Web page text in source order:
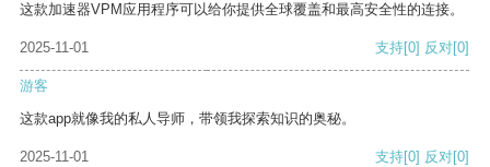
这款加速器VPM应用程序可以给你提供全球覆盖和最高安全性的连接。
2025-11-01 支持[0] 反对[0]
游客
这款app就像我的私人导师，带领我探索知识的奥秘。
2025-11-01 支持[0] 反对[0]